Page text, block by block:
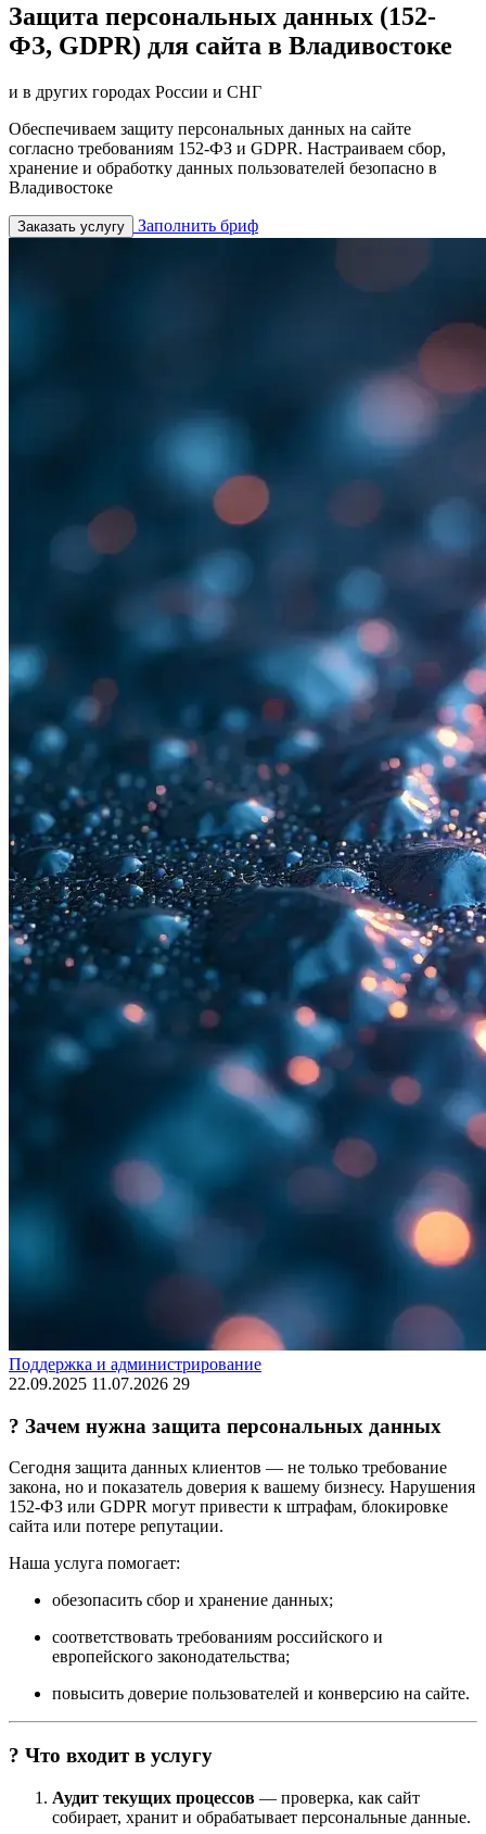
Защита персональных данных (152-
ФЗ, GDPR) для сайта в Владивостоке
и в других городах России и СНГ
Обеспечиваем защиту персональных данных на сайте
согласно требованиям 152-ФЗ и GDPR. Настраиваем сбор,
хранение и обработку данных пользователей безопасно в
Владивостоке
Заказать услугу Заполнить бриф
Поддержка и администрирование
22.09.2025 11.07.2026 29
? Зачем нужна защита персональных данных
Сегодня защита данных клиентов — не только требование
закона, но и показатель доверия к вашему бизнесу. Нарушения
152-ФЗ или GDPR могут привести к штрафам, блокировке
сайта или потере репутации.
Наша услуга помогает:
обезопасить сбор и хранение данных;
соответствовать требованиям российского и
европейского законодательства;
повысить доверие пользователей и конверсию на сайте.
?️ Что входит в услугу
Аудит текущих процессов — проверка, как сайт
собирает, хранит и обрабатывает персональные данные.